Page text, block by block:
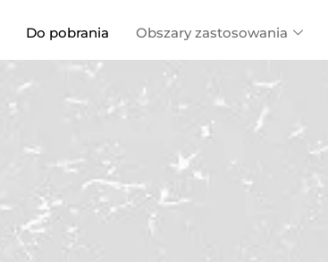
Do pobrania Obszary zastosowania